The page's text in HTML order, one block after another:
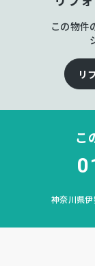
中学校区 鶴
－
空
相談
有
この物件
リ
こ
神奈川県